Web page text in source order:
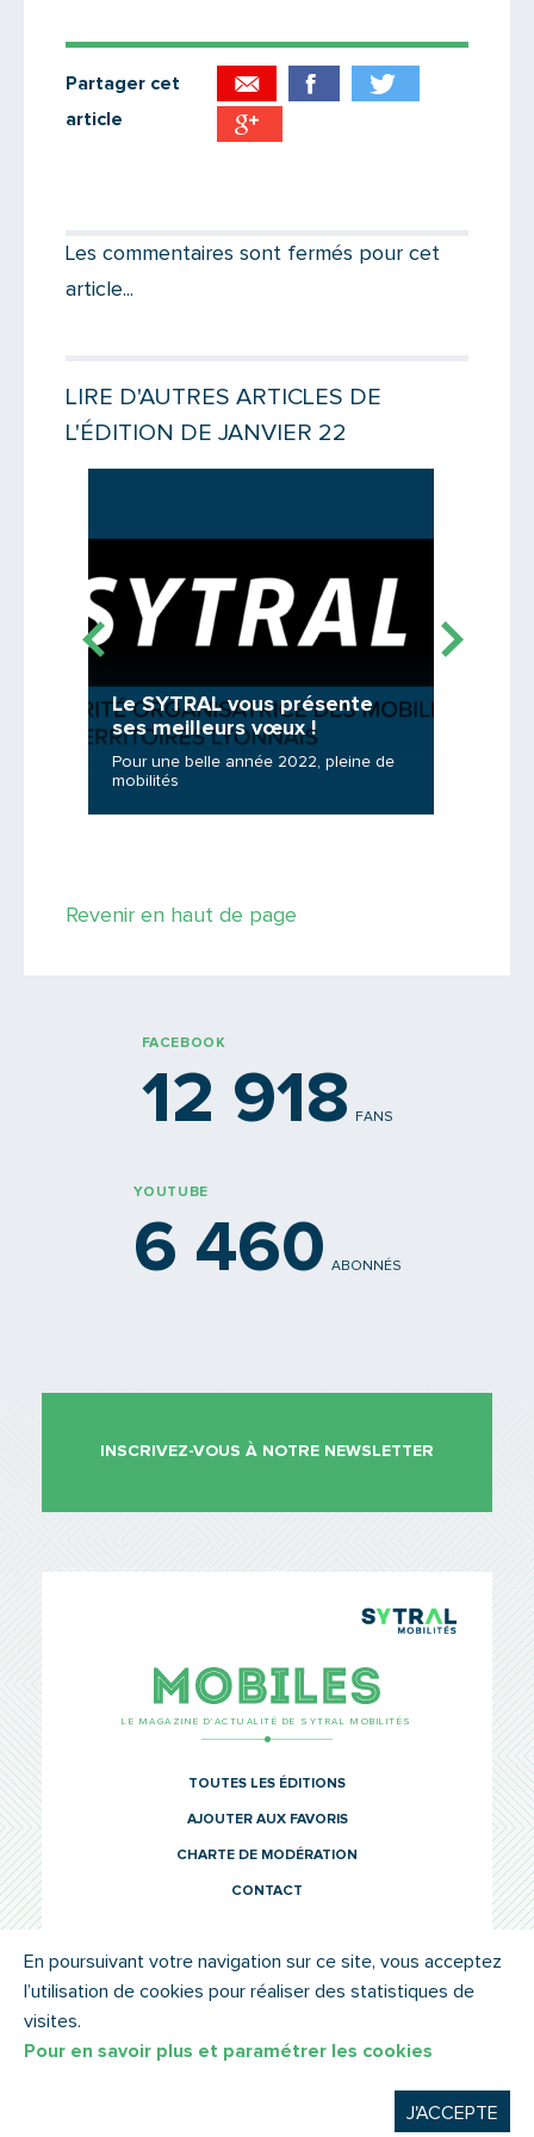
Partager cet
article
Message
Les commentaires sont fermés pour cet
article...
LIRE D'AUTRES ARTICLES DE
L'ÉDITION DE JANVIER 22
Le SYTRAL vous présente
ses meilleurs vœux !
Pour une belle année 2022, pleine de
mobilités
Revenir en haut de page
FACEBOOK
12 918 FANS
YOUTUBE
6 460 ABONNÉS
INSCRIVEZ-VOUS À NOTRE NEWSLETTER
LE MAGAZINE D’ACTUALITÉ DE SYTRAL MOBILITÉS
TOUTES LES ÉDITIONS
AJOUTER AUX FAVORIS
CHARTE DE MODÉRATION
CONTACT
© SYTRAL MOBILITÉS 2022 MENTIONS LÉGALES
En poursuivant votre navigation sur ce site, vous acceptez
l’utilisation de cookies pour réaliser des statistiques de
visites.
Pour en savoir plus et paramétrer les cookies
J'ACCEPTE